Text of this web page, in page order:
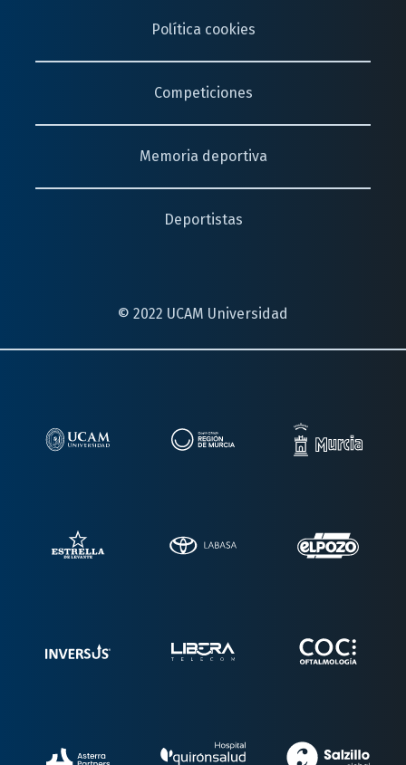
Política cookies
Competiciones
Memoria deportiva
Deportistas
© 2022 UCAM Universidad